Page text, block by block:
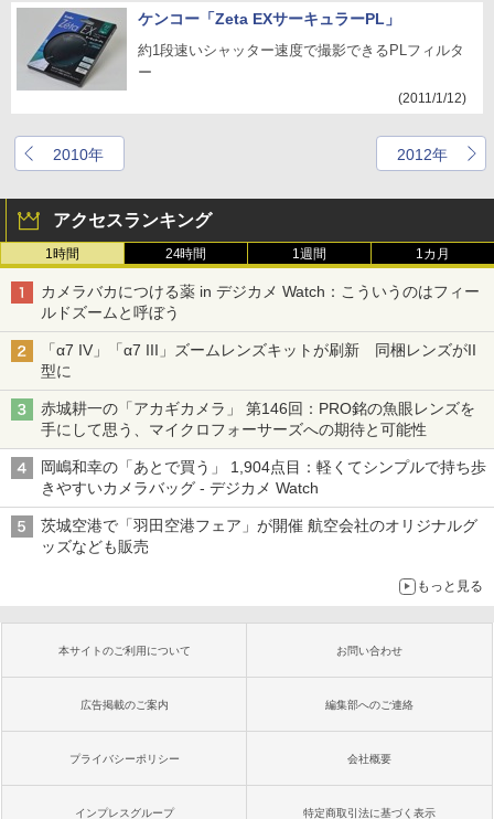
ケンコー「Zeta EXサーキュラーPL」
約1段速いシャッター速度で撮影できるPLフィルタ
ー
(2011/1/12)
2010年 2012年
アクセスランキング
1時間 24時間 1週間 1カ月
カメラバカにつける薬 in デジカメ Watch：こういうのはフィー
ルドズームと呼ぼう
「α7 IV」「α7 III」ズームレンズキットが刷新 同梱レンズがII
型に
赤城耕一の「アカギカメラ」 第146回：PRO銘の魚眼レンズを
手にして思う、マイクロフォーサーズへの期待と可能性
岡嶋和幸の「あとで買う」 1,904点目：軽くてシンプルで持ち歩
きやすいカメラバッグ - デジカメ Watch
茨城空港で「羽田空港フェア」が開催 航空会社のオリジナルグ
ッズなども販売
もっと見る
本サイトのご利用について お問い合わせ
広告掲載のご案内 編集部へのご連絡
プライバシーポリシー 会社概要
インプレスグループ 特定商取引法に基づく表示